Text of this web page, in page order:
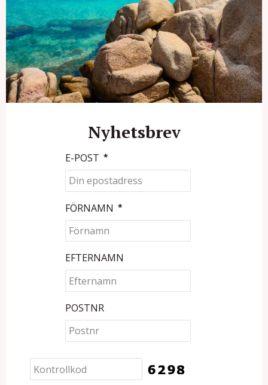
Nyhetsbrev
E-POST *
FÖRNAMN *
EFTERNAMN
POSTNR